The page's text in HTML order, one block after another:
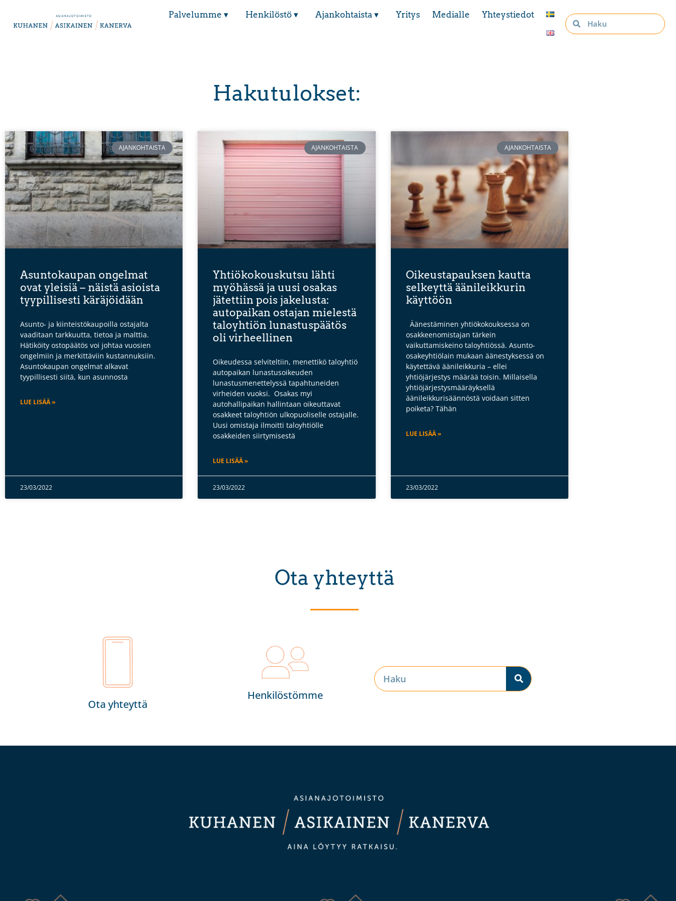
Palvelumme ▾ Henkilöstö ▾ Ajankohtaista ▾ Yritys Medialle Yhteystiedot
Hakutulokset:
AJANKOHTAISTA
Asuntokaupan ongelmat
ovat yleisiä – näistä asioista
tyypillisesti käräjöidään
Asunto- ja kiinteistökaupoilla ostajalta
vaaditaan tarkkuutta, tietoa ja malttia.
Hätiköity ostopäätös voi johtaa vuosien
ongelmiin ja merkittäviin kustannuksiin.
Asuntokaupan ongelmat alkavat
tyypillisesti siitä, kun asunnosta
LUE LISÄÄ »
23/03/2022
AJANKOHTAISTA
Yhtiökokouskutsu lähti
myöhässä ja uusi osakas
jätettiin pois jakelusta:
autopaikan ostajan mielestä
taloyhtiön lunastuspäätös
oli virheellinen
Oikeudessa selviteltiin, menettikö taloyhtiö
autopaikan lunastusoikeuden
lunastusmenettelyssä tapahtuneiden
virheiden vuoksi. Osakas myi
autohallipaikan hallintaan oikeuttavat
osakkeet taloyhtiön ulkopuoliselle ostajalle.
Uusi omistaja ilmoitti taloyhtiölle
osakkeiden siirtymisestä
LUE LISÄÄ »
23/03/2022
AJANKOHTAISTA
Oikeustapauksen kautta
selkeyttä äänileikkurin
käyttöön
Äänestäminen yhtiökokouksessa on
osakkeenomistajan tärkein
vaikuttamiskeino taloyhtiössä. Asunto-
osakeyhtiölain mukaan äänestyksessä on
käytettävä äänileikkuria – ellei
yhtiöjärjestys määrää toisin. Millaisella
yhtiöjärjestysmääräyksellä
äänileikkurisäännöstä voidaan sitten
poiketa? Tähän
LUE LISÄÄ »
23/03/2022
Ota yhteyttä
Ota yhteyttä
Henkilöstömme